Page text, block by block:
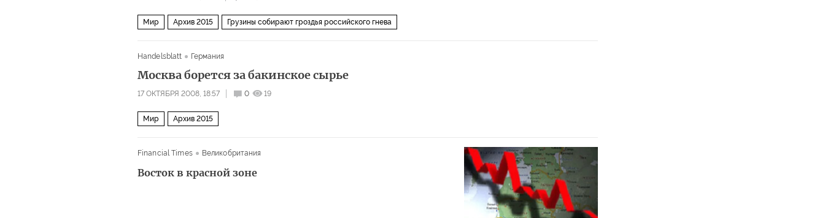
Мир Архив 2015 Грузины собирают гроздья российского гнева
Handelsblatt Германия
Москва борется за бакинское сырье
17 ОКТЯБРЯ 2008, 18:57 0 19
Мир Архив 2015
Financial Times Великобритания
Восток в красной зоне